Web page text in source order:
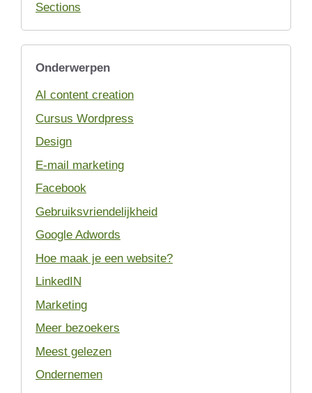
Sections
Onderwerpen
AI content creation
Cursus Wordpress
Design
E-mail marketing
Facebook
Gebruiksvriendelijkheid
Google Adwords
Hoe maak je een website?
LinkedIN
Marketing
Meer bezoekers
Meest gelezen
Ondernemen